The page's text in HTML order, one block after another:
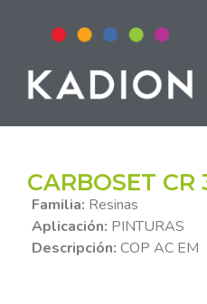
CARBOSET CR
Familia: Resinas
Aplicación: PINTURAS
Descripción: COP AC EM